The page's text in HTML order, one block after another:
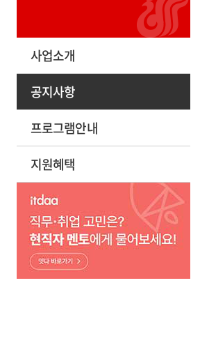
사업소개
공지사항
프로그램안내
지원혜택